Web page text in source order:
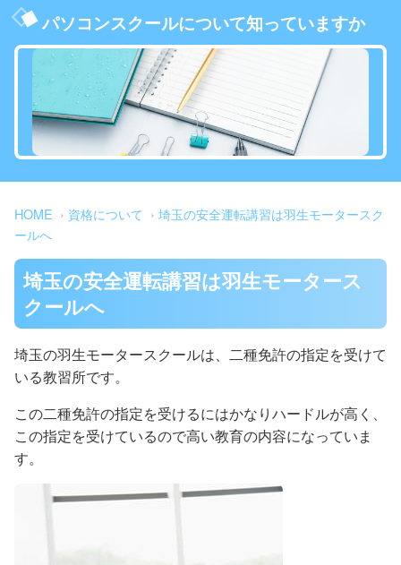
パソコンスクールについて知っていますか
HOME 資格について
埼玉の安全運転講習は羽生モータースク
ールへ
埼玉の安全運転講習は羽生モータース
クールへ
埼玉の羽生モータースクールは、二種免許の指定を受けて
いる教習所です。
この二種免許の指定を受けるにはかなりハードルが高く、
この指定を受けているので高い教育の内容になっていま
す。